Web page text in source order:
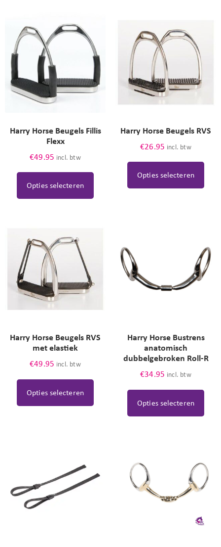
Harry Horse Beugels Fillis
Flexx
€49.95 incl. btw
Opties selecteren
Harry Horse Beugels RVS
€26.95 incl. btw
Opties selecteren
Harry Horse Beugels RVS
met elastiek
€49.95 incl. btw
Opties selecteren
Harry Horse Bustrens
anatomisch
dubbelgebroken Roll-R
€34.95 incl. btw
Opties selecteren